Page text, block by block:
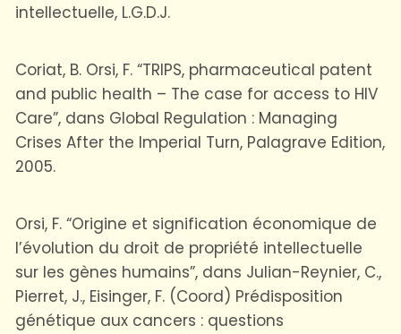
intellectuelle, L.G.D.J.
Coriat, B. Orsi, F. “TRIPS, pharmaceutical patent
and public health – The case for access to HIV
Care”, dans Global Regulation : Managing
Crises After the Imperial Turn, Palagrave Edition,
2005.
Orsi, F. “Origine et signification économique de
l’évolution du droit de propriété intellectuelle
sur les gènes humains”, dans Julian-Reynier, C.,
Pierret, J., Eisinger, F. (Coord) Prédisposition
génétique aux cancers : questions